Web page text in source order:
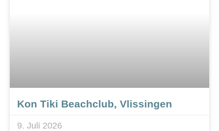
Kon Tiki Beachclub, Vlissingen
9. Juli 2026